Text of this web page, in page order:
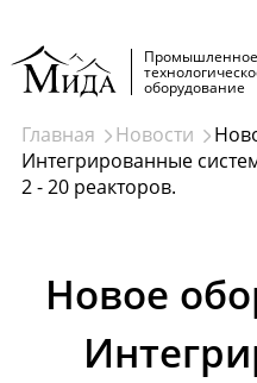
Промышленное
оборудование
Распылительные
Спин флеш
Дисковые сушилки
Главная Новости
Интегрированные
2 - 20 реакторов.
Новое